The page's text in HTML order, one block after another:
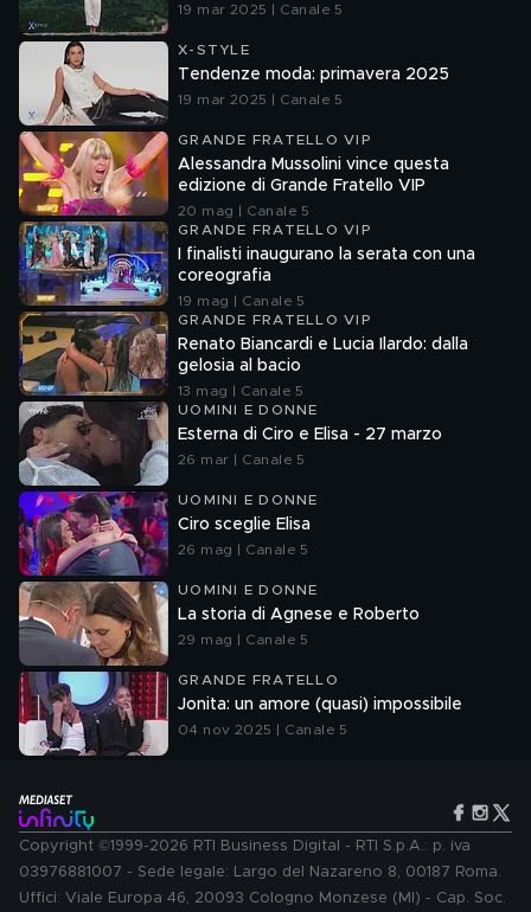
19 mar 2025 | Canale 5
X-STYLE
Tendenze moda: primavera 2025
19 mar 2025 | Canale 5
GRANDE FRATELLO VIP
Alessandra Mussolini vince questa
edizione di Grande Fratello VIP
20 mag | Canale 5
GRANDE FRATELLO VIP
I finalisti inaugurano la serata con una
coreografia
19 mag | Canale 5
GRANDE FRATELLO VIP
Renato Biancardi e Lucia Ilardo: dalla
gelosia al bacio
13 mag | Canale 5
UOMINI E DONNE
Esterna di Ciro e Elisa - 27 marzo
26 mar | Canale 5
UOMINI E DONNE
Ciro sceglie Elisa
26 mag | Canale 5
UOMINI E DONNE
La storia di Agnese e Roberto
29 mag | Canale 5
GRANDE FRATELLO
Jonita: un amore (quasi) impossibile
04 nov 2025 | Canale 5
Copyright ©1999-2026 RTI Business Digital - RTI S.p.A.: p. iva
03976881007 - Sede legale: Largo del Nazareno 8, 00187 Roma.
Uffici: Viale Europa 46, 20093 Cologno Monzese (MI) - Cap. Soc.